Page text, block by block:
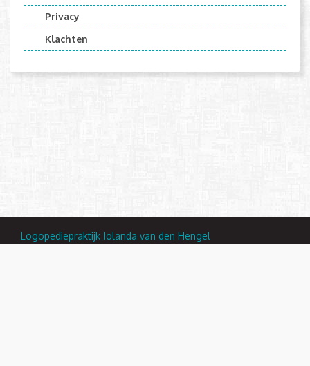
Privacy
Klachten
Logopediepraktijk Jolanda van den Hengel